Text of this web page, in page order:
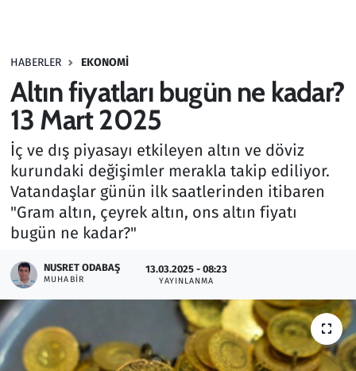
HABERLER EKONOMI
Altın fiyatları bugün ne kadar?
13 Mart 2025
İç ve dış piyasayı etkileyen altın ve döviz
kurundaki değişimler merakla takip ediliyor.
Vatandaşlar günün ilk saatlerinden itibaren
"Gram altın, çeyrek altın, ons altın fiyatı
bugün ne kadar?"
NUSRET ODABAŞ
MUHABIR
13.03.2025 - 08:23
YAYINLANMA
Haber
Kültür Sanat
Kurumsal Haberler
Lezzet Durağı
Memur ve Kamu
Otomobil
Oyun
Ramazan